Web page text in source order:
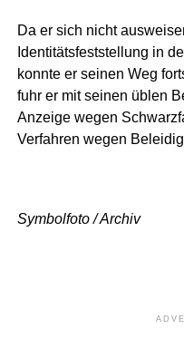
Da er sich nicht
Identitätsfeststellung in
konnte er seinen Weg
fuhr er mit seinen üblen
Anzeige wegen
Verfahren wegen
Symbolfoto / Archiv